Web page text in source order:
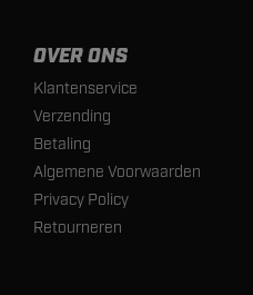
OVER ONS
Klantenservice
Verzending
Betaling
Algemene Voorwaarden
Privacy Policy
Retourneren